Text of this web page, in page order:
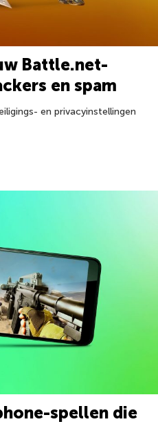
Battle.net-
en spam
en privacyinstellingen
spellen die